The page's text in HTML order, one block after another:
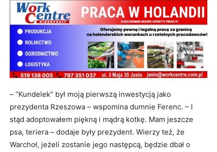
– “Kundelek” był moją pierwszą inwestycją jako
prezydenta Rzeszowa – wspomina dumnie Ferenc. – I
stąd adoptowałem piękną i mądrą kotkę. Mam jeszcze
psa, teriera – dodaje były prezydent. Wierzy też, że
Warchoł, jeżeli zostanie jego następcą, będzie dbał o